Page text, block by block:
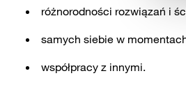
różnorodności rozwiązań i
samych siebie w
współpracy z innymi.